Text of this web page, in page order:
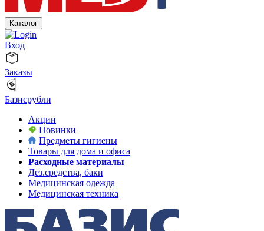
Каталог
Вход
Заказы
Базисрубли
Акции
Новинки
Предметы гигиены
Товары для дома и офиса
Расходные материалы
Дез.средства, баки
Медицинская одежда
Медицинская техника